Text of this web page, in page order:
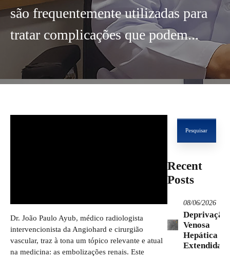
são frequentemente utilizadas para
tratar complicações que podem...
Dr. João Paulo Ayub, médico radiologista
intervencionista da Angiohard e cirurgião
vascular, traz à tona um tópico relevante e atual
na medicina: as embolizações renais. Este
Pesquisar
Recent
Posts
08/06/2026
Deprivação
Venosa
Hepática
Extendida